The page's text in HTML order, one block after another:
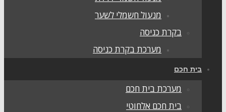
מנעול חשמלי לשער
בקרת כניסה
מערכת בקרת כניסה
חכם
מערכת בית חכם
בית חכם אלחוטי